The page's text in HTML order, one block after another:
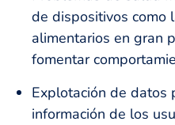
de dispositivos como
alimentarios en gran
fomentar
Explotación de datos
información de los